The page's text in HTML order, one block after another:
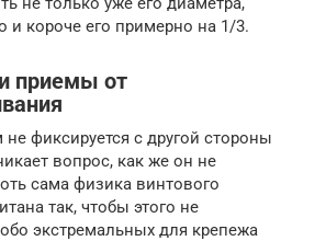
и короче его примерно на 1/3.
приемы от
фиксируется с другой стороны
вопрос, как же он не
сама физика винтового
так, чтобы этого не
экстремальных для крепежа